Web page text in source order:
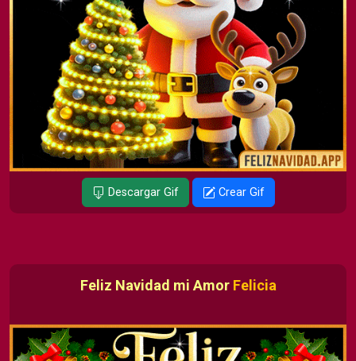
Descargar Gif Crear Gif
Feliz Navidad mi Amor Felicia